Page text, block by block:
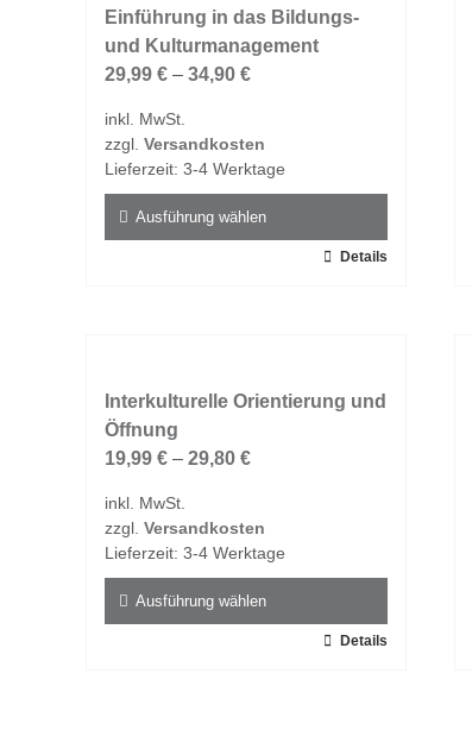
auf.
Die
Optionen
auf
der
gewählt
werden
Einführung in das Bildungs-
und Kulturmanagement
29,99 € – 34,90 €
inkl. MwSt.
zzgl. Versandkosten
Lieferzeit: 3-4 Werktage
Ausführung wählen
auf.
Die
Optionen
auf
der
gewählt
werden
Details
Interkulturelle Orientierung und
Öffnung
19,99 € – 29,80 €
inkl. MwSt.
zzgl. Versandkosten
Lieferzeit: 3-4 Werktage
Ausführung wählen
Details